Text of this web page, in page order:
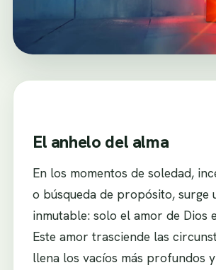
El anhelo del alma
En los momentos de soledad,
o búsqueda de propósito, surge
inmutable: solo el amor de Dios
Este amor trasciende las
llena los vacíos más profundos